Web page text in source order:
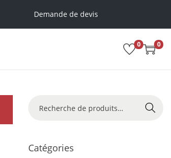
Demande de devis
0 0
Recher
che
Catégories